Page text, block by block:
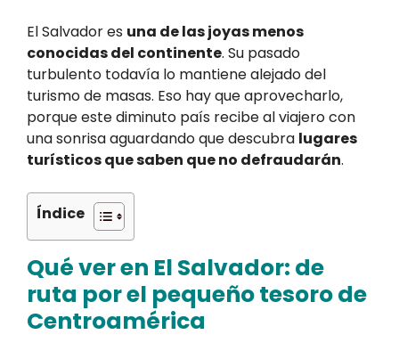
El Salvador es una de las joyas menos
conocidas del continente. Su pasado
turbulento todavía lo mantiene alejado del
turismo de masas. Eso hay que aprovecharlo,
porque este diminuto país recibe al viajero con
una sonrisa aguardando que descubra lugares
turísticos que saben que no defraudarán.
Índice
Qué ver en El Salvador: de
ruta por el pequeño tesoro de
Centroamérica